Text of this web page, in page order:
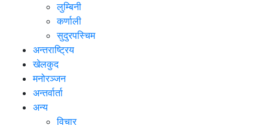
लुम्बिनी
कर्णाली
सुदुरपस्चिम
अन्तराष्ट्रिय
खेलकुद
मनोरञ्जन
अन्तर्वार्ता
अन्य
विचार